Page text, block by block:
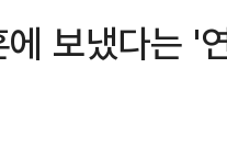
보냈다는 '